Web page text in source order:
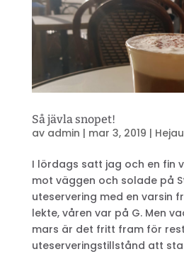
Så jävla snopet!
av admin | mar 3, 2019 |
I lördags satt jag och en fin
mot väggen och solade på
uteservering med en varsin
lekte, våren var på G. Men
mars är det fritt fram för
uteserveringstillstånd att